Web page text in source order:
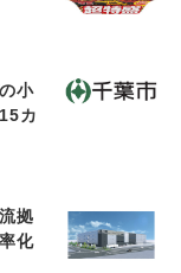
小
カ
拠
化